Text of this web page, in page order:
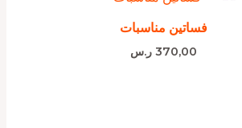
فساتين مناسبات
370,00 ر.س